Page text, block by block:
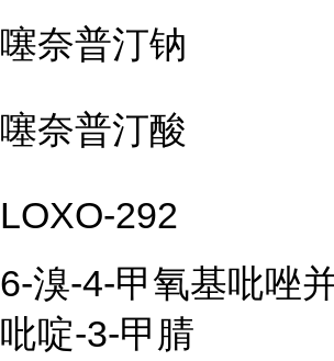
噻奈普汀钠
噻奈普汀酸
LOXO-292
6-溴-4-甲氧基吡唑
吡啶-3-甲腈